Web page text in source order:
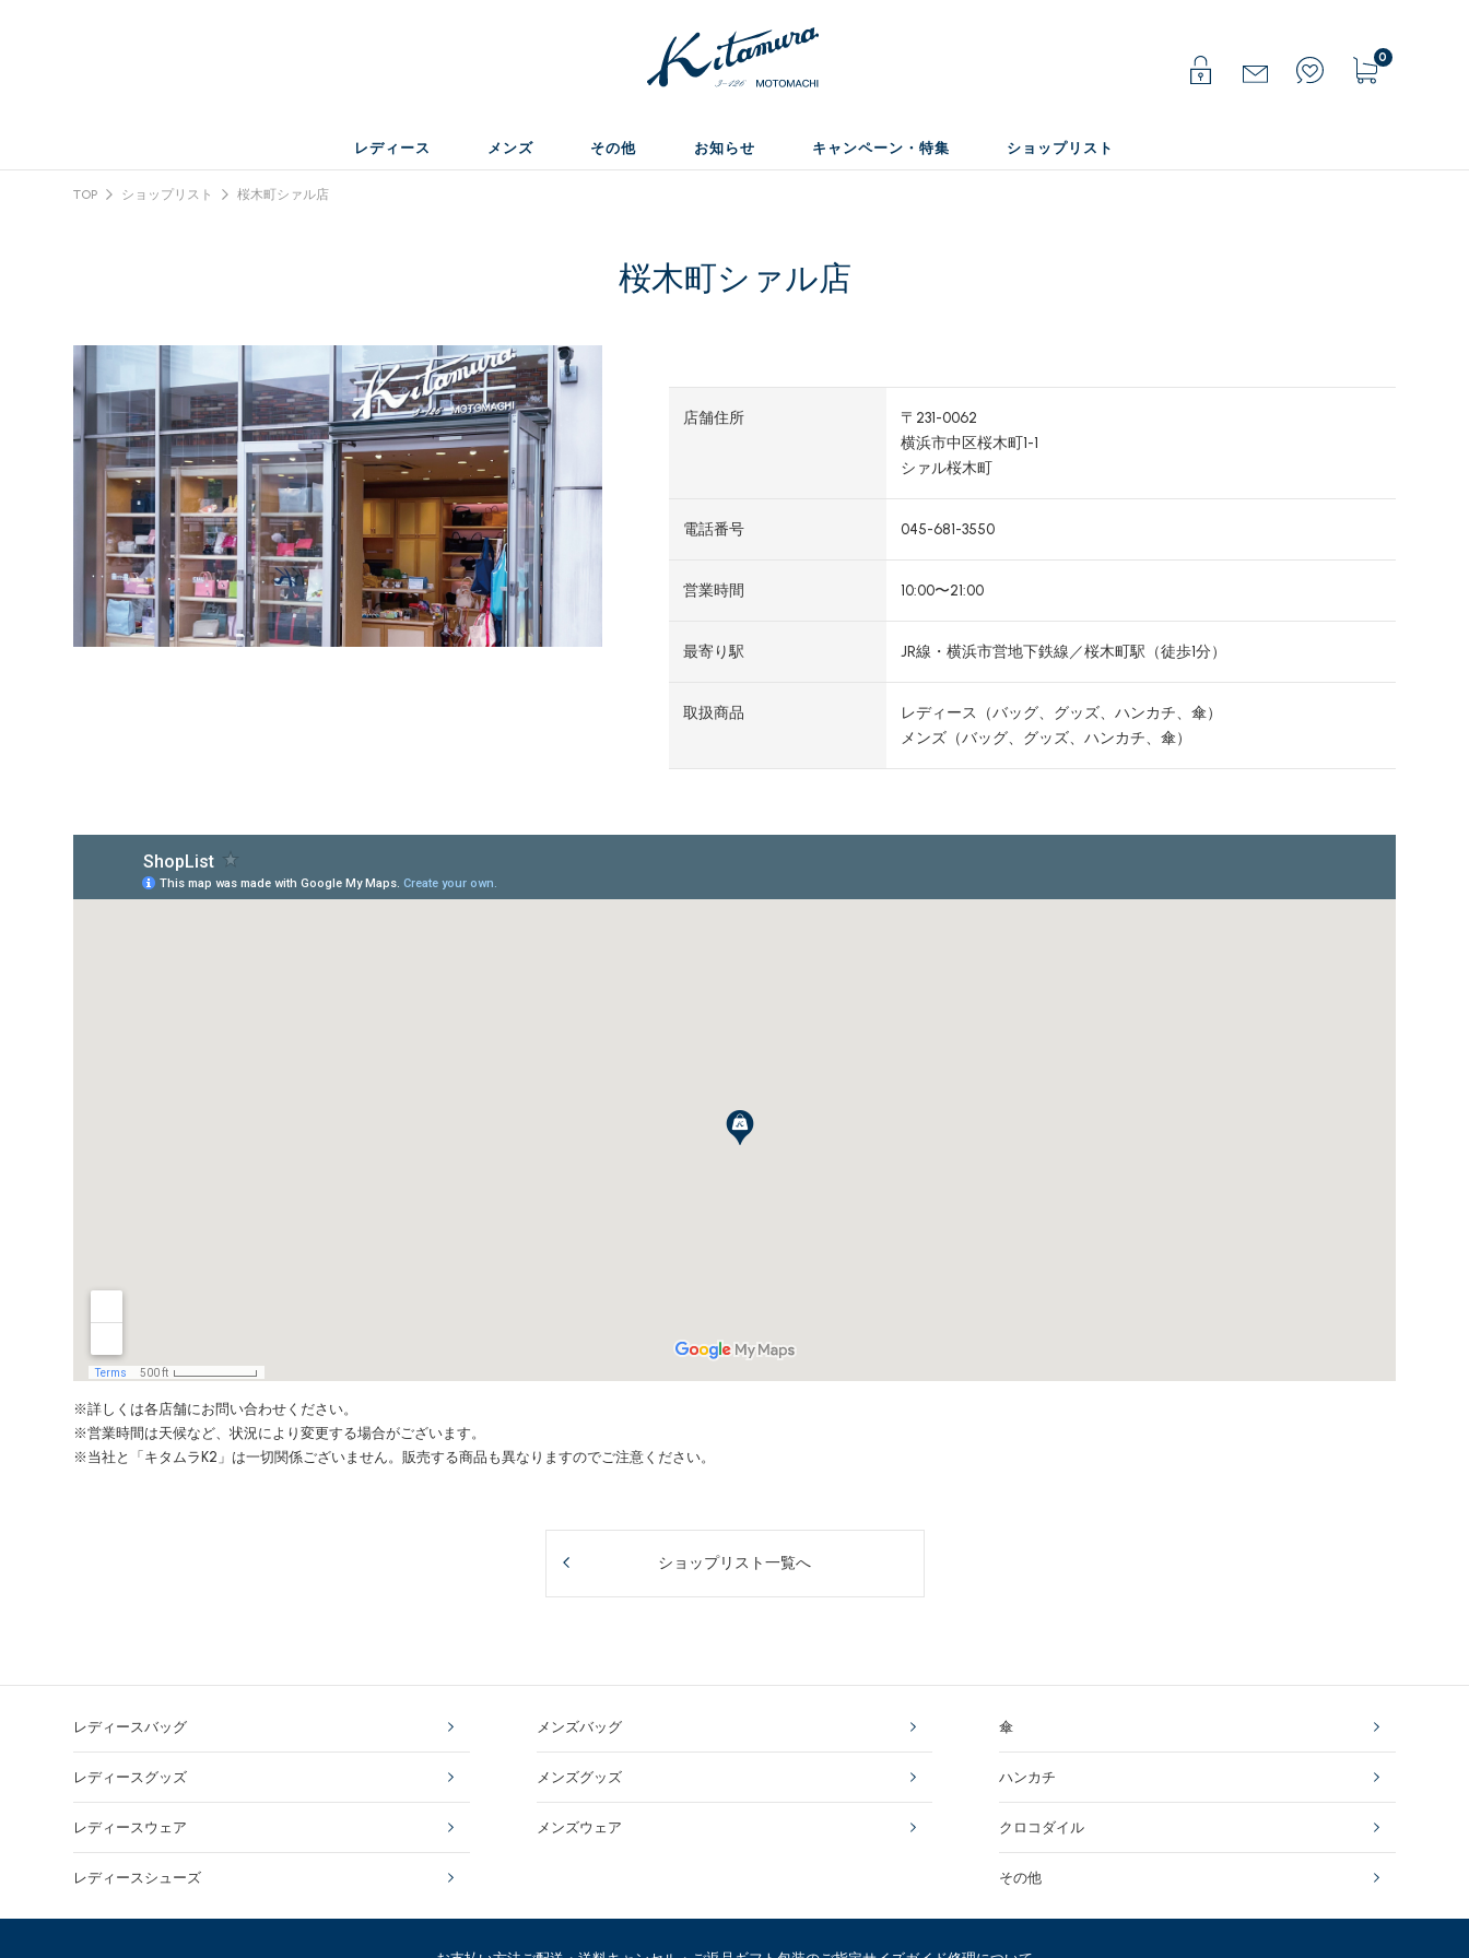
0
レディース メンズ その他 お知らせ キャンペーン・特集 ショップリスト
TOP ショップリスト 桜木町シァル店
桜木町シァル店
店舗住所
〒231-0062
横浜市中区桜木町1-1
シァル桜木町
電話番号 045-681-3550
営業時間 10:00〜21:00
最寄り駅 JR線・横浜市営地下鉄線／桜木町駅（徒歩1分）
取扱商品
レディース（バッグ、グッズ、ハンカチ、傘）
メンズ（バッグ、グッズ、ハンカチ、傘）
※詳しくは各店舗にお問い合わせください。
※営業時間は天候など、状況により変更する場合がございます。
※当社と「キタムラK2」は一切関係ございません。販売する商品も異なりますのでご注意ください。
ショップリスト一覧へ
レディースバッグ
レディースグッズ
レディースウェア
レディースシューズ
メンズバッグ
メンズグッズ
メンズウェア
傘
ハンカチ
クロコダイル
その他